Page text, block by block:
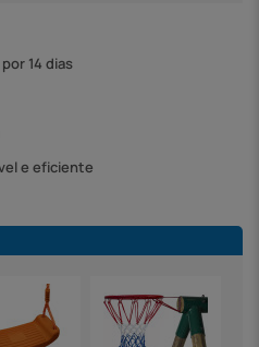
14 dias
e eficiente